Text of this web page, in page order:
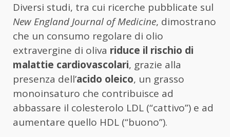
Diversi studi, tra cui ricerche pubblicate sul
New England Journal of Medicine, dimostrano
che un consumo regolare di olio
extravergine di oliva riduce il rischio di
malattie cardiovascolari, grazie alla
presenza dell’acido oleico, un grasso
monoinsaturo che contribuisce ad
abbassare il colesterolo LDL (“cattivo”) e ad
aumentare quello HDL (“buono”).